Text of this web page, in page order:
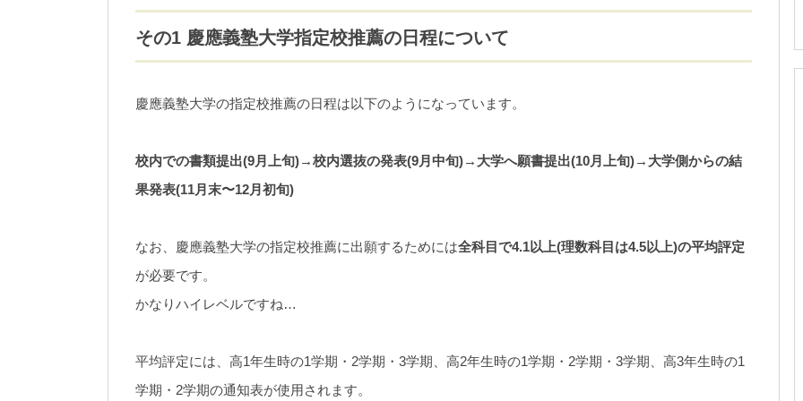
その1 慶應義塾大学指定校推薦の日程について
慶應義塾大学の指定校推薦の日程は以下のようになっています。
校内での書類提出(9月上旬)→校内選抜の発表(9月中旬)→大学へ願書提出(10月上旬)→大学側からの結
果発表(11月末〜12月初旬)
なお、慶應義塾大学の指定校推薦に出願するためには全科目で4.1以上(理数科目は4.5以上)の平均評定
が必要です。
かなりハイレベルですね…
平均評定には、高1年生時の1学期・2学期・3学期、高2年生時の1学期・2学期・3学期、高3年生時の1
学期・2学期の通知表が使用されます。